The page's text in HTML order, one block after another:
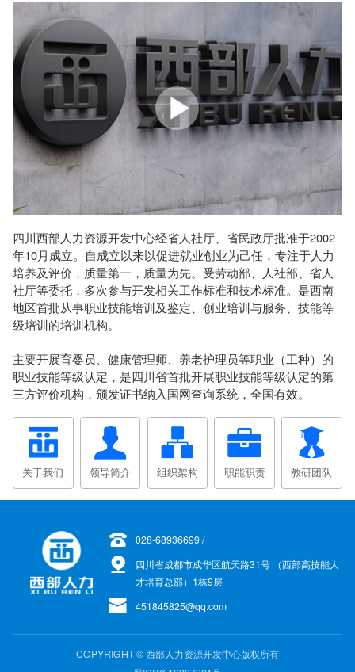
四川西部人力资源开发中心经省人社厅、省民政厅批准于2002
年10月成立。自成立以来以促进就业创业为己任，专注于人力
培养及评价，质量第一，质量为先。受劳动部、人社部、省人
社厅等委托，多次参与开发相关工作标准和技术标准。是西南
地区首批从事职业技能培训及鉴定、创业培训与服务、技能等
级培训的培训机构。
主要开展育婴员、健康管理师、养老护理员等职业（工种）的
职业技能等级认定，是四川省首批开展职业技能等级认定的第
三方评价机构，颁发证书纳入国网查询系统，全国有效。
关于我们 领导简介 组织架构 职能职责 教研团队
028-68936699 /
四川省成都市成华区航天路31号 （西部高技能人
才培育总部）1栋9层
451845825@qq.com
COPYRIGHT © 西部人力资源开发中心版权所有